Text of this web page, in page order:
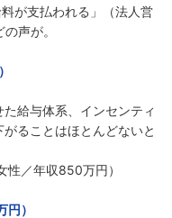
が支払われる」（法人営
声が。
給与体系、インセンティ
ることはほとんどないと
性／年収850万円）
）